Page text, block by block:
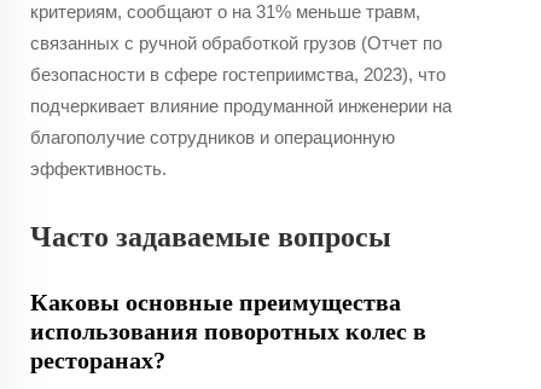
критериям, сообщают о на 31% меньше травм,
связанных с ручной обработкой грузов (Отчет по
безопасности в сфере гостеприимства, 2023), что
подчеркивает влияние продуманной инженерии на
благополучие сотрудников и операционную
эффективность.
Часто задаваемые вопросы
Каковы основные преимущества
использования поворотных колес в
ресторанах?